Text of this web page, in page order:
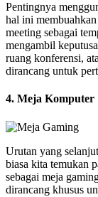
Pentingnya
hal ini
meeting sebagai
mengambil
ruang konferensi,
dirancang untuk
4. Meja Komputer
Urutan yang
biasa kita temukan
sebagai meja
dirancang khusus